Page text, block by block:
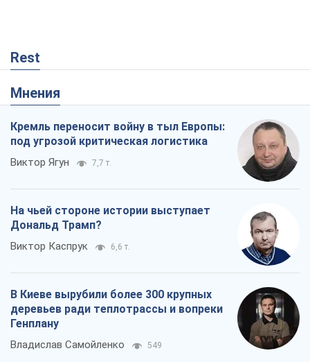
Rest
Мнения
Кремль переносит войну в тыл Европы:
под угрозой критическая логистика
Виктор Ягун 7,7 т.
На чьей стороне истории выступает
Дональд Трамп?
Виктор Каспрук 6,6 т.
В Киеве вырубили более 300 крупных
деревьев ради теплотрассы и вопреки
Генплану
Владислав Самойленко 549